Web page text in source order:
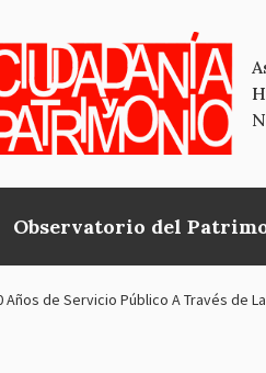
Observatorio del
Años de Servicio Público A Través de